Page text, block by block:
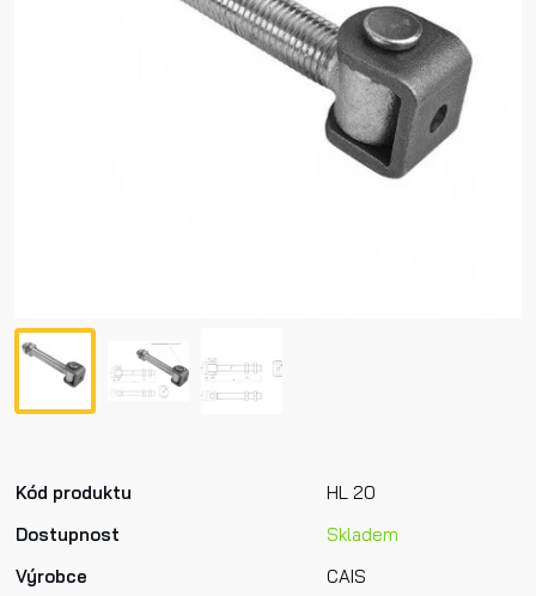
Kód produktu
HL 20
Dostupnost
Skladem
Výrobce
CAIS